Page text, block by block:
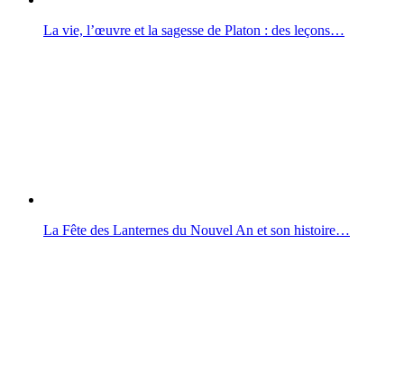
La vie, l’œuvre et la sagesse de Platon : des leçons…
La Fête des Lanternes du Nouvel An et son histoire…